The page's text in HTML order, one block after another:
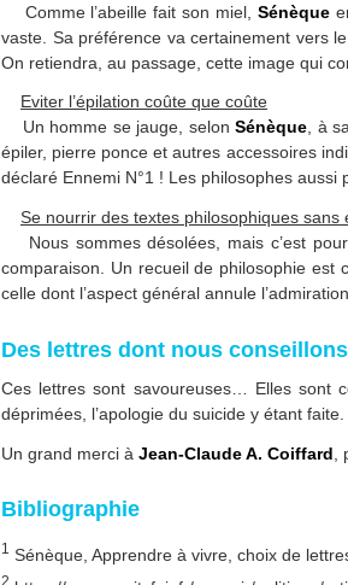
Comme l’abeille fait son miel, Sénèque
vaste. Sa préférence va certainement vers le
On retiendra, au passage, cette image qui
Eviter l’épilation coûte que coûte
Un homme se jauge, selonSénèque, à
épiler, pierre ponce et autres accessoires
déclaré Ennemi N°1 ! Les philosophes aussi
Se nourrir des textes philosophiques sans
Nous sommes désolées, mais c’est
comparaison. Un recueil de philosophie est
celle dont l’aspect général annule
Des lettres dont nous
Ces lettres sont savoureuses… Elles sont
déprimées, l’apologie du suicide y étant faite.
Un grand merci à Jean-Claude A. Coiffard
Bibliographie
1 Sénèque, Apprendre à vivre, choix de
2